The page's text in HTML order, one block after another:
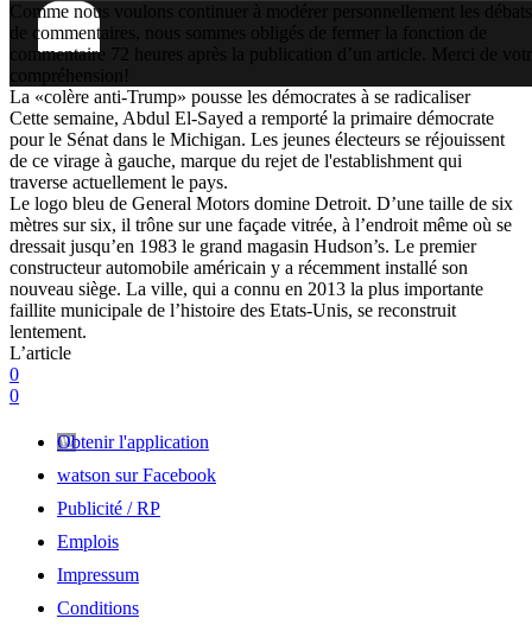
Comme nous voulons continuer à modérer personnellement les débats
de commentaires, nous sommes obligés de fermer la fonction de
commentaire 72 heures après la publication d’un article. Merci de
compréhension!
La «colère anti-Trump» pousse les démocrates à se radicaliser
Cette semaine, Abdul El-Sayed a remporté la primaire démocrate
pour le Sénat dans le Michigan. Les jeunes électeurs se réjouissent
de ce virage à gauche, marque du rejet de l'establishment qui
traverse actuellement le pays.
Le logo bleu de General Motors domine Detroit. D’une taille de six
mètres sur six, il trône sur une façade vitrée, à l’endroit même où se
dressait jusqu’en 1983 le grand magasin Hudson’s. Le premier
constructeur automobile américain y a récemment installé son
nouveau siège. La ville, qui a connu en 2013 la plus importante
faillite municipale de l’histoire des Etats-Unis, se reconstruit
lentement.
L’article
0
0
Obtenir l'application
watson sur Facebook
Publicité / RP
Emplois
Impressum
Conditions